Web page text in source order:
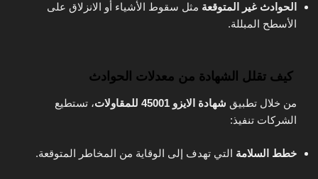
الحوادث غير المتوقعة مثل سقوط الأشياء أو الانزلاق على
الأسطح المبللة.
كيف تقلل الشهادة من معدلات الحوادث
من خلال تطبيق شهادة الايزو 45001 للمقاولات
، تستطيع
الشركات تنفيذ:
خطط السلامة التي تهدف إلى الوقاية من المخاطر المتوقعة.